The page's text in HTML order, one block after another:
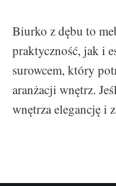
Biurko z dębu to
praktyczność, jak i
surowcem, który
aranżacji wnętrz.
wnętrza elegancję i